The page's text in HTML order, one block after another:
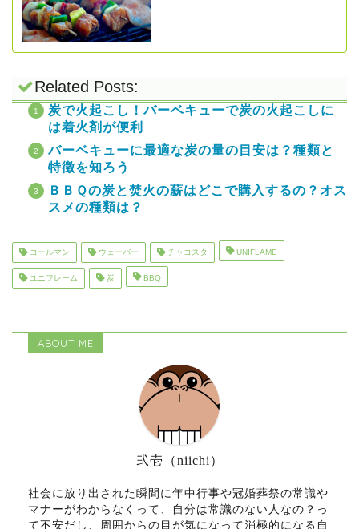
Related Posts:
炭で火起こし！バーベキューで炭の火起こしに
は着火剤が便利
バーベキューに最適な炭の量の目安は？種類と
特徴を知ろう
ＢＢＱの炭と焚火の薪はどこで購入するの？オス
スメの種類は？
コールマン ウェーバー チャコスタ UNIFLAME
ユニフレーム 炭 BBQ
ABOUT ME
弐壱（niichi）
社会に放り出された瞬間に年中行事や冠婚葬祭の常識や
マナーがわからなくって、自分は常識のない人なの？っ
て不安だし、周囲からの目が気になって消極的になる自